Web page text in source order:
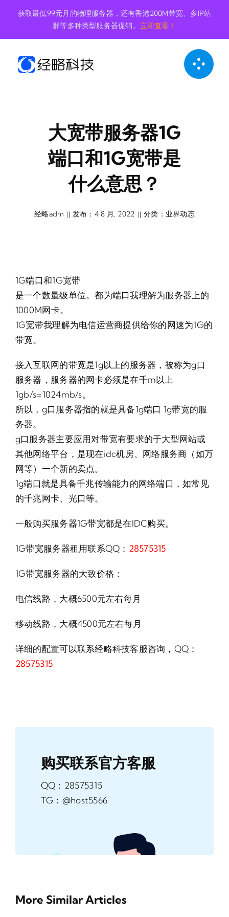
内
获取最低99元月的物理服务器，还有香港200M带宽、多IP站
群等多种类型服务器促销。 立即查看！
大宽带服务器1G
端口和1G宽带是
什么意思？
经略adm || 发布：4 8 月, 2022 || 分类： 业界动态
1G端口和1G宽带
是一个数量级单位。都为端口我理解为服务器上的
1000M网卡。
1G宽带我理解为电信运营商提供给你的网速为1G的
带宽。
接入互联网的带宽是1g以上的服务器，被称为g口
服务器，服务器的网卡必须是在千m以上
1gb/s=1024mb/s。
所以，g口服务器指的就是具备1g端口 1g带宽的服
务器。
g口服务器主要应用对带宽有要求的于大型网站或
其他网络平台，是现在idc机房、网络服务商（如万
网等）一个新的卖点。
1g端口就是具备千兆传输能力的网络端口，如常见
的千兆网卡、光口等。
一般购买服务器1G带宽都是在IDC购买。
1G带宽服务器租用联系QQ： 28575315
1G带宽服务器的大致价格：
电信线路，大概6500元左右每月
移动线路，大概4500元左右每月
详细的配置可以联系经略科技客服咨询，QQ：
28575315
购买联系官方客服
QQ：28575315
TG：@host5566
More Similar Articles